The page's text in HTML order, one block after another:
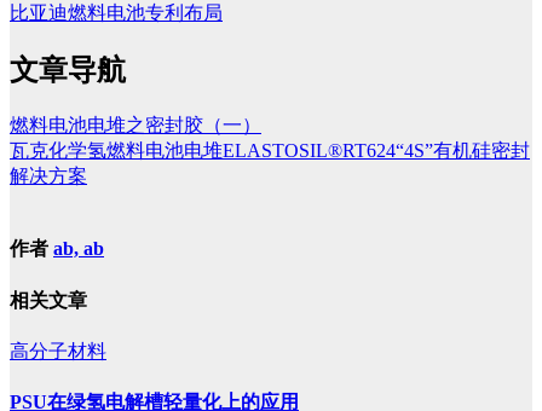
比亚迪燃料电池专利布局
文章导航
燃料电池电堆之密封胶（一）
瓦克化学氢燃料电池电堆ELASTOSIL®RT624“4S”有机硅密封
解决方案
作者 ab, ab
相关文章
高分子材料
PSU在绿氢电解槽轻量化上的应用